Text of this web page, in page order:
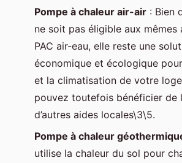
Pompe à chaleur air-air : Bien
ne soit pas éligible aux mêmes
PAC air-eau, elle reste une
économique et écologique
et la climatisation de votre
pouvez toutefois bénéficier de
d’autres aides locales\3\5.
Pompe à chaleur
utilise la chaleur du sol pour